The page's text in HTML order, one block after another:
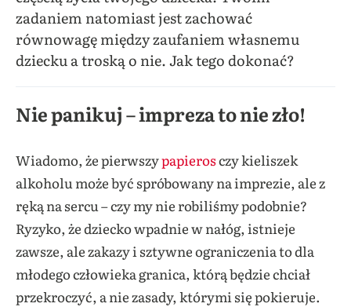
zadaniem natomiast jest zachować
równowagę między zaufaniem własnemu
dziecku a troską o nie. Jak tego dokonać?
Nie panikuj – impreza to nie zło!
Wiadomo, że pierwszypapierosczy kieliszek
alkoholu może być spróbowany na imprezie, ale z
ręką na sercu – czy my nie robiliśmy podobnie?
Ryzyko, że dziecko wpadnie w nałóg, istnieje
zawsze, ale zakazy i sztywne ograniczenia to dla
młodego człowieka granica, którą będzie chciał
przekroczyć, a nie zasady, którymi się pokieruje.